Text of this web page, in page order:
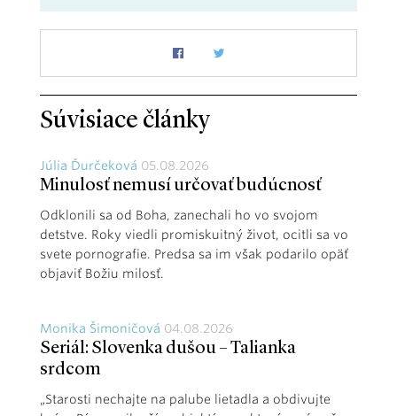
Súvisiace články
Júlia Ďurčeková 05.08.2026
Minulosť nemusí určovať budúcnosť
Odklonili sa od Boha, zanechali ho vo svojom
detstve. Roky viedli promiskuitný život, ocitli sa vo
svete pornografie. Predsa sa im však podarilo opäť
objaviť Božiu milosť.
Monika Šimoničová 04.08.2026
Seriál: Slovenka dušou – Talianka
srdcom
„Starosti nechajte na palube lietadla a obdivujte